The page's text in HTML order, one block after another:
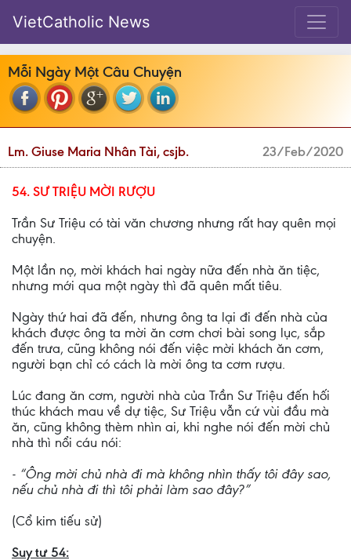
VietCatholic News
Mỗi Ngày Một Câu Chuyện
Lm. Giuse Maria Nhân Tài, csjb. 23/Feb/2020
54. SƯ TRIỆU MỜI RƯỢU
Trần Sư Triệu có tài văn chương nhưng rất hay quên mọi
chuyện.
Một lần nọ, mời khách hai ngày nữa đến nhà ăn tiệc,
nhưng mới qua một ngày thì đã quên mất tiêu.
Ngày thứ hai đã đến, nhưng ông ta lại đi đến nhà của
khách được ông ta mời ăn cơm chơi bài song lục, sắp
đến trưa, cũng không nói đến việc mời khách ăn cơm,
người bạn chỉ có cách là mời ông ta cơm rượu.
Lúc đang ăn cơm, người nhà của Trần Sư Triệu đến hối
thúc khách mau về dự tiệc, Sư Triệu vẫn cứ vùi đầu mà
ăn, cũng không thèm nhìn ai, khi nghe nói đến mời chủ
nhà thì nổi cáu nói:
- “Ông mời chủ nhà đi mà không nhìn thấy tôi đây sao,
nếu chủ nhà đi thì tôi phải làm sao đây?”
(Cổ kim tiếu sử)
Suy tư 54: